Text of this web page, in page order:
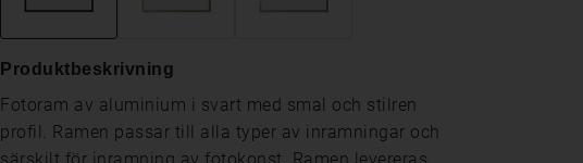
Produktbeskrivning
Fotoram av aluminium i svart med smal och stilren
profil. Ramen passar till alla typer av inramningar och